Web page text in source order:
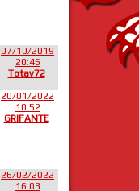
07/10/2019
20:46
Totav72
20/01/2022
10:52
GRIFANTE
26/02/2022
16:03